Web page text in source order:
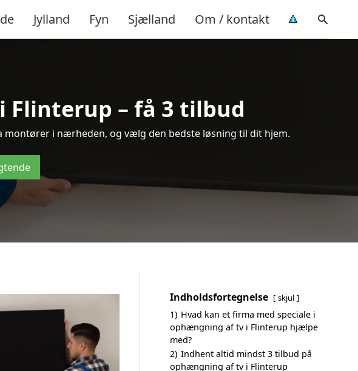
Jylland Fyn Sjælland Om / kontakt
Flinterup – få 3 tilbud
i nærheden, og vælg den bedste løsning til dit hjem.
Indholdsfortegnelse skjul
1) Hvad kan et firma med speciale i
ophængning af tv i Flinterup hjælpe
med?
2) Indhent altid mindst 3 tilbud på
ophængning af tv i Flinterup